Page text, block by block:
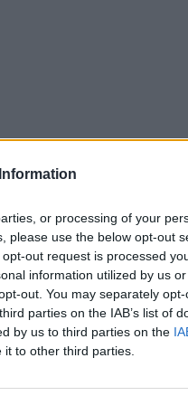
or processing of your
please use the below opt-out
out request is processed
information utilized by us
out. You may separately
parties on the IAB’s list of
by us to third parties on the
to other third parties.